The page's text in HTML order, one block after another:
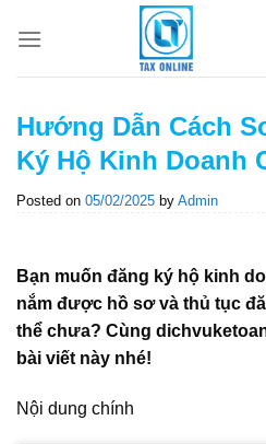
Hướng Dẫn Cách
Ký Hộ Kinh Doanh
Posted on 05/02/2025 by Admin
Bạn muốn đăng ký hộ kinh
nắm được hồ sơ và thủ tục
thể chưa? Cùng
bài viết này nhé!
Nội dung chính